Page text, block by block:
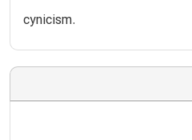
cynicism.